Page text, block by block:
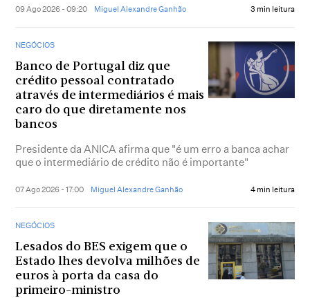
09 Ago 2026 - 09:20 Miguel Alexandre Ganhão 3 min leitura
NEGÓCIOS
Banco de Portugal diz que
crédito pessoal contratado
através de intermediários é mais
caro do que diretamente nos
bancos
Presidente da ANICA afirma que "é um erro a banca achar
que o intermediário de crédito não é importante"
07 Ago 2026 - 17:00 Miguel Alexandre Ganhão 4 min leitura
NEGÓCIOS
Lesados do BES exigem que o
Estado lhes devolva milhões de
euros à porta da casa do
primeiro-ministro